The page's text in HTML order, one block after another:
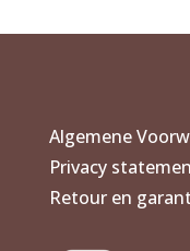
Algemene
Privacy
Retour en